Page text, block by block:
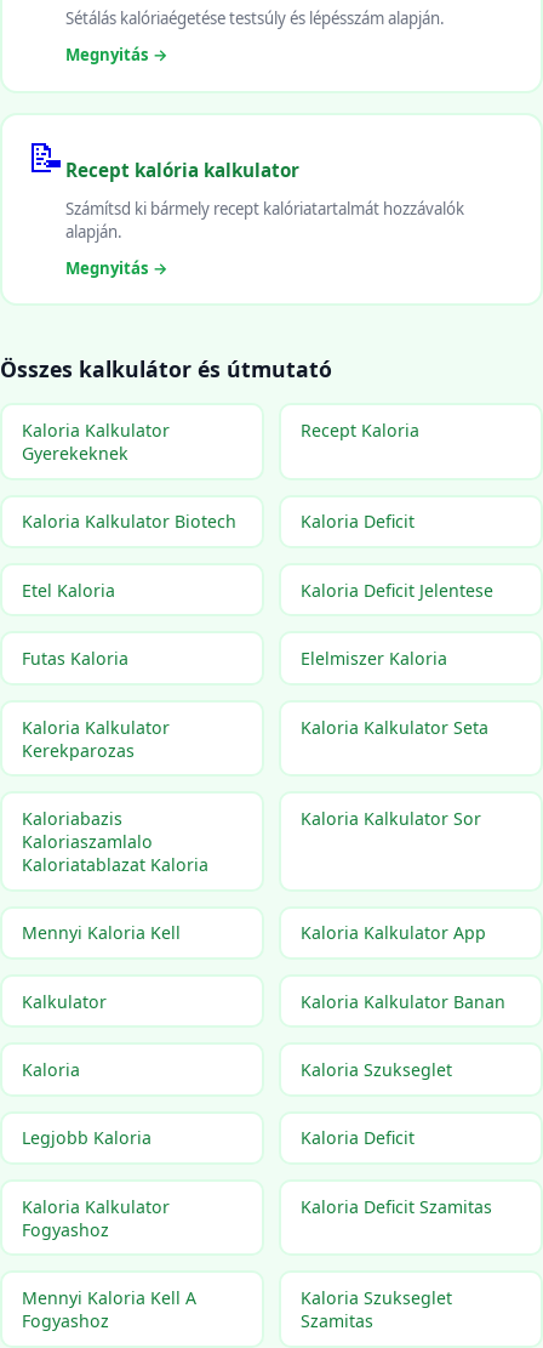
Sétálás kalóriaégetése testsúly és lépésszám alapján.
Megnyitás →
📝 Recept kalória kalkulator
Számítsd ki bármely recept kalóriatartalmát hozzávalók
alapján.
Megnyitás →
Összes kalkulátor és útmutató
Kaloria Kalkulator
Gyerekeknek
Recept Kaloria
Kaloria Kalkulator Biotech Kaloria Deficit
Etel Kaloria Kaloria Deficit Jelentese
Futas Kaloria Elelmiszer Kaloria
Kaloria Kalkulator
Kerekparozas
Kaloria Kalkulator Seta
Kaloriabazis
Kaloriaszamlalo
Kaloriatablazat Kaloria
Kaloria Kalkulator Sor
Mennyi Kaloria Kell Kaloria Kalkulator App
Kalkulator Kaloria Kalkulator Banan
Kaloria Kaloria Szukseglet
Legjobb Kaloria Kaloria Deficit
Kaloria Kalkulator
Fogyashoz
Kaloria Deficit Szamitas
Mennyi Kaloria Kell A
Fogyashoz
Kaloria Szukseglet
Szamitas